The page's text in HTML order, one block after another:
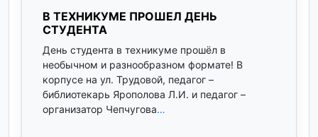
В ТЕХНИКУМЕ ПРОШЕЛ ДЕНЬ
СТУДЕНТА
День студента в техникуме прошёл в
необычном и разнообразном формате! В
корпусе на ул. Трудовой, педагог –
библиотекарь Ярополова Л.И. и педагог –
организатор Чепчугова…